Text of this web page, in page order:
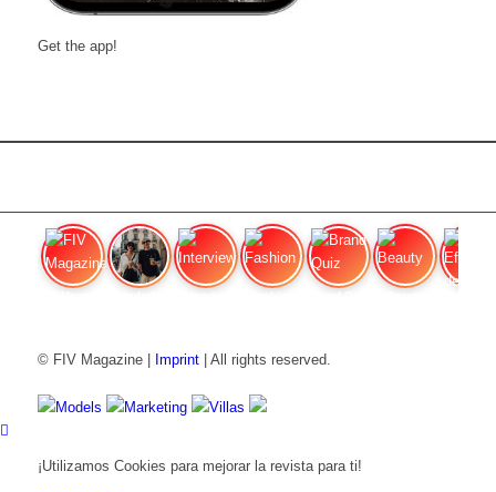
Get the app!
© FIV Magazine | Imprint| All rights reserved.
Models Marketing Villas
¡Utilizamos Cookies para mejorar la revista para ti!